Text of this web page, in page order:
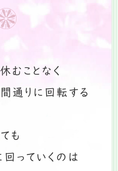
むことなく
通りに回転する
も
っていくのは